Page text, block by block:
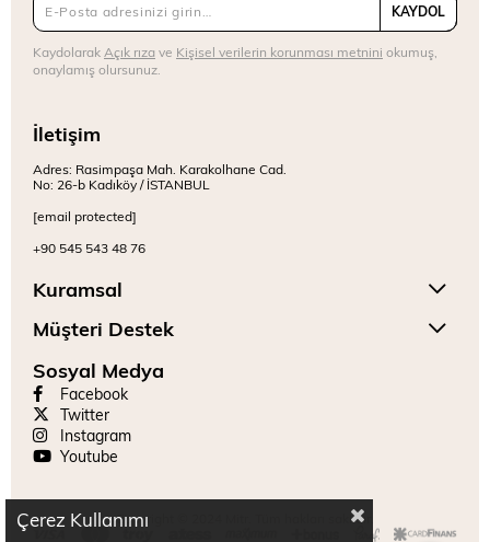
KAYDOL
Kaydolarak Açık rızave Kişisel verilerin korunması metnini okumuş,
onaylamış olursunuz.
İletişim
Adres: Rasimpaşa Mah. Karakolhane Cad.
No: 26-b Kadıköy / İSTANBUL
[email protected]
+90 545 543 48 76
Kuramsal
Müşteri Destek
Sosyal Medya
Facebook
Twitter
Instagram
Youtube
Copyright © 2024 Mitr. Tüm hakları saklıdır.
Çerez Kullanımı